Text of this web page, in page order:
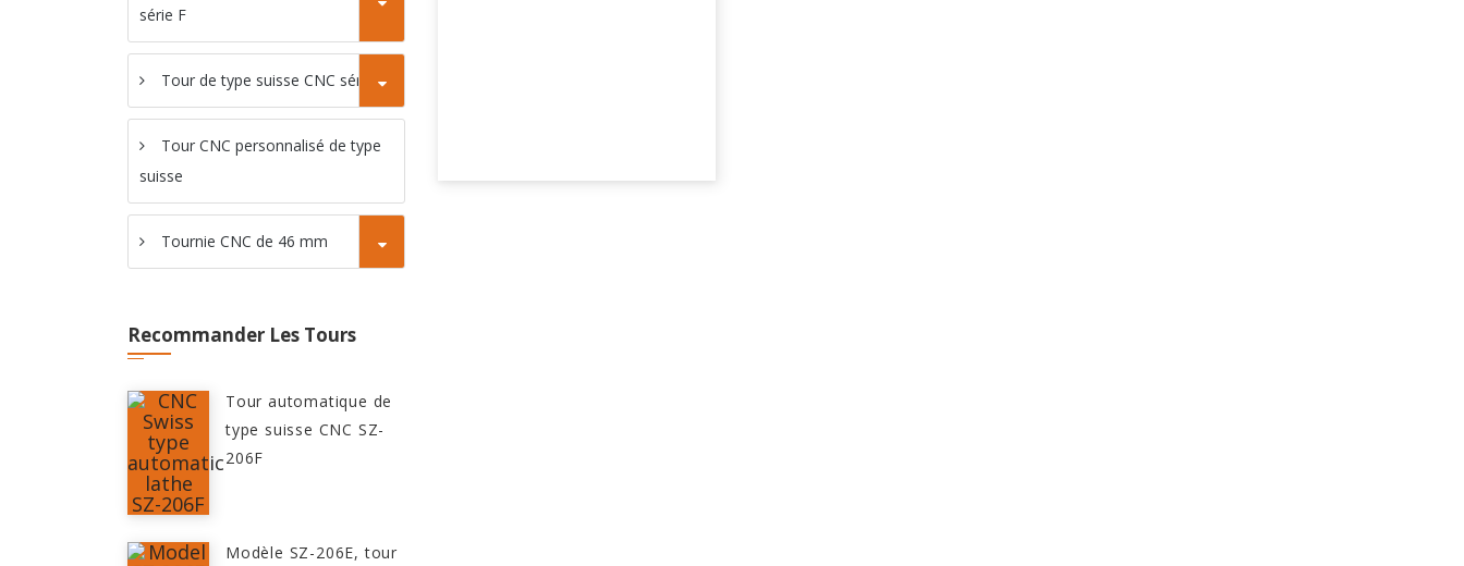
série F
Tour de type suisse CNC série C
Tour CNC personnalisé de type
suisse
Tournie CNC de 46 mm
Recommander Les Tours
Tour automatique de
type suisse CNC SZ-
206F
Modèle SZ-206E, tour